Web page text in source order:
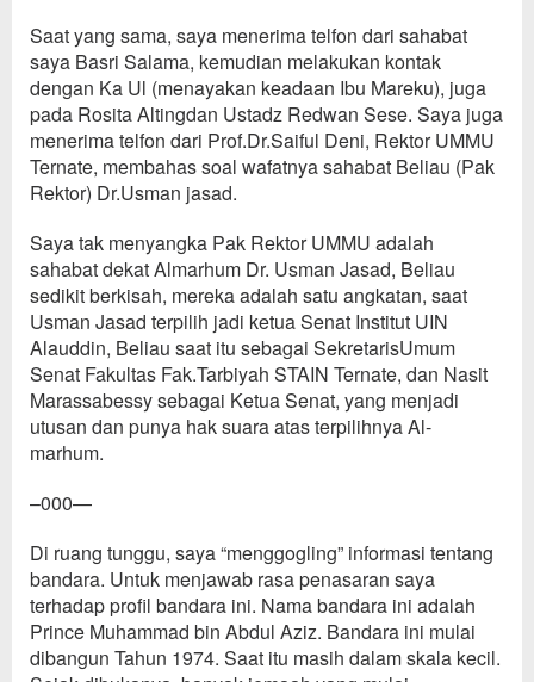
Saat yang sama, saya menerima telfon dari sahabat
saya Basri Salama, kemudian melakukan kontak
dengan Ka Ul (menayakan keadaan Ibu Mareku), juga
pada RositaAltingdan Ustadz Redwan Sese. Saya juga
menerima telfon dari Prof.Dr.Saiful Deni, Rektor UMMU
Ternate, membahas soal wafatnya sahabat Beliau (Pak
Rektor) Dr.Usman jasad.
Saya tak menyangka Pak Rektor UMMU adalah
sahabat dekat Almarhum Dr. Usman Jasad, Beliau
sedikit berkisah, mereka adalah satu angkatan, saat
Usman Jasad terpilih jadi ketua Senat Institut UIN
Alauddin, Beliau saat itu sebagai SekretarisUmum
Senat Fakultas Fak.Tarbiyah STAIN Ternate, dan Nasit
Marassabessy sebagai Ketua Senat, yang menjadi
utusan dan punya hak suara atas terpilihnya Al-
marhum.
–000—
Di ruang tunggu, saya“menggogling” informasi tentang
bandara. Untuk menjawab rasa penasaran saya
terhadapprofil bandara ini. Nama bandara ini adalah
Prince Muhammad bin Abdul Aziz. Bandara ini mulai
dibangun Tahun 1974. Saat itu masih dalam skala kecil.